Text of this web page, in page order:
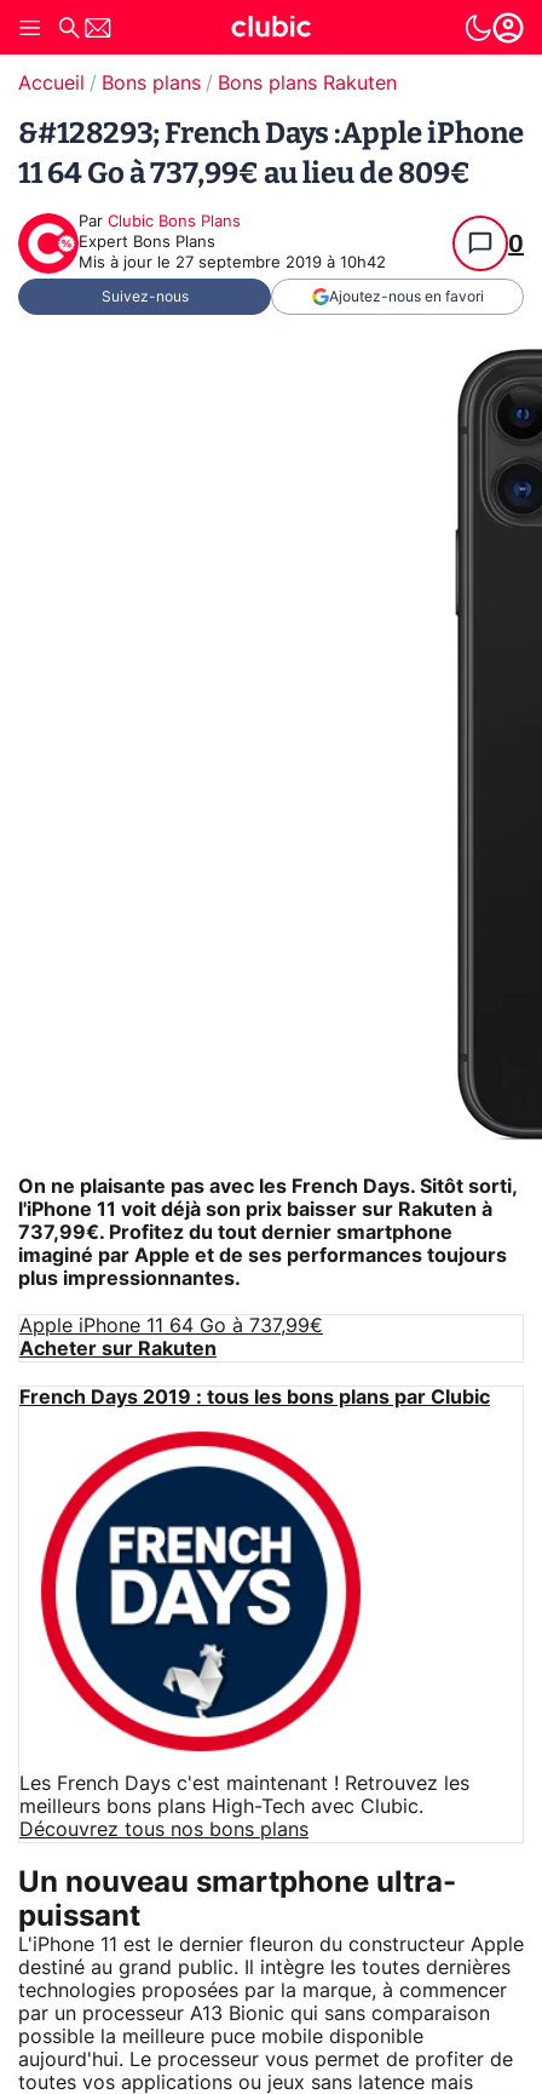
Accueil Bons plans Bons plans Rakuten
&#128293; French Days :Apple iPhone
11 64 Go à 737,99€ au lieu de 809€
Par Clubic Bons Plans
Expert Bons Plans
Mis à jour le 27 septembre 2019 à 10h42
0
Suivez-nous Ajoutez-nous en favori
On ne plaisante pas avec les French Days. Sitôt sorti,
l'iPhone 11 voit déjà son prix baisser sur Rakuten à
737,99€. Profitez du tout dernier smartphone
imaginé par Apple et de ses performances toujours
plus impressionnantes.
Apple iPhone 11 64 Go à 737,99€
Acheter sur Rakuten
French Days 2019 : tous les bons plans par Clubic
Les French Days c'est maintenant ! Retrouvez les
meilleurs bons plans High-Tech avec Clubic.
Découvrez tous nos bons plans
Un nouveau smartphone ultra-
puissant
L'iPhone 11 est le dernier fleuron du constructeur Apple
destiné au grand public. Il intègre les toutes dernières
technologies proposées par la marque, à commencer
par un processeur A13 Bionic qui sans comparaison
possible la meilleure puce mobile disponible
aujourd'hui. Le processeur vous permet de profiter de
toutes vos applications ou jeux sans latence mais